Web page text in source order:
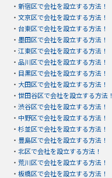
・ 新宿区で会社を設立する方法！
・ 文京区で会社を設立する方法！
・ 台東区で会社を設立する方法！
・ 墨田区で会社を設立する方法！
・ 江東区で会社を設立する方法！
・ 品川区で会社を設立する方法！
・ 目黒区で会社を設立する方法！
・ 大田区で会社を設立する方法！
・ 世田谷区で会社を設立する方法！
・ 渋谷区で会社を設立する方法！
・ 中野区で会社を設立する方法！
・ 杉並区で会社を設立する方法！
・ 豊島区で会社を設立する方法！
・ 北区で会社を設立する方法！
・ 荒川区で会社を設立する方法！
・ 板橋区で会社を設立する方法！